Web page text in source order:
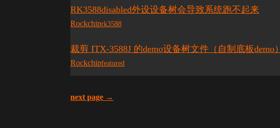
RK3588disabled外设设备树会导致系统跑不起来
Rockchiprk3588
裁剪 ITX-3588J 的demo设备树文件（自制底板demo）
Rockchipfeatured
next page →